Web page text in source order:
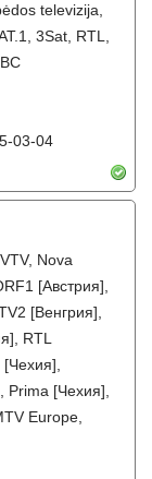
televizija,
3Sat, RTL,
03-04
Nova
[Австрия],
[Венгрия],
RTL
[Чехия],
Europe,